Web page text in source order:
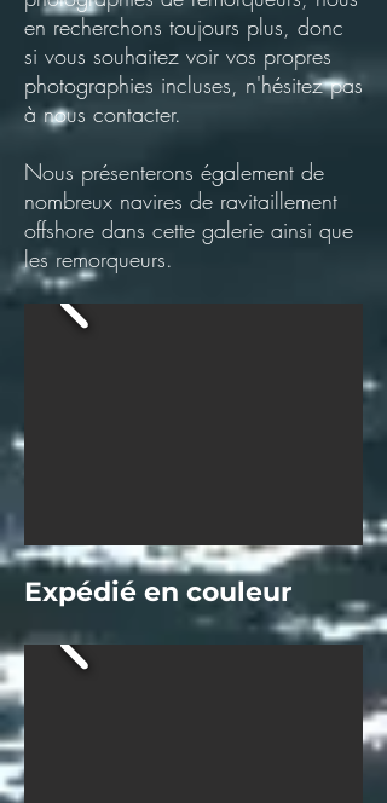
en recherchons toujours plus, donc
si vous souhaitez voir vos propres
photographies incluses, n'hésitez pas
à nous contacter.
Nous présenterons également de
nombreux navires de ravitaillement
offshore dans cette galerie ainsi que
les remorqueurs.
Expédié en couleur